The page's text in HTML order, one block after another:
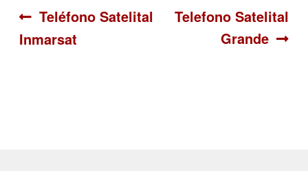
Navegación
de
Anterior:
Teléfono Satelital
Inmarsat
Siguiente:
Telefono Satelital
Grande